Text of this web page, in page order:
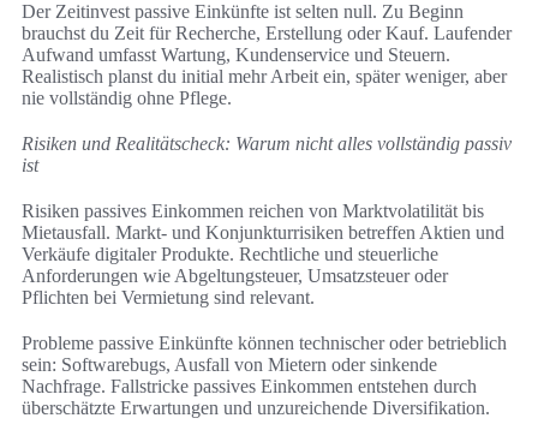
Der Zeitinvest passive Einkünfte ist selten null. Zu Beginn
brauchst du Zeit für Recherche, Erstellung oder Kauf. Laufender
Aufwand umfasst Wartung, Kundenservice und Steuern.
Realistisch planst du initial mehr Arbeit ein, später weniger, aber
nie vollständig ohne Pflege.
Risiken und Realitätscheck: Warum nicht alles vollständig passiv
ist
Risiken passives Einkommen reichen von Marktvolatilität bis
Mietausfall. Markt‑ und Konjunkturrisiken betreffen Aktien und
Verkäufe digitaler Produkte. Rechtliche und steuerliche
Anforderungen wie Abgeltungsteuer, Umsatzsteuer oder
Pflichten bei Vermietung sind relevant.
Probleme passive Einkünfte können technischer oder betrieblich
sein: Softwarebugs, Ausfall von Mietern oder sinkende
Nachfrage. Fallstricke passives Einkommen entstehen durch
überschätzte Erwartungen und unzureichende Diversifikation.